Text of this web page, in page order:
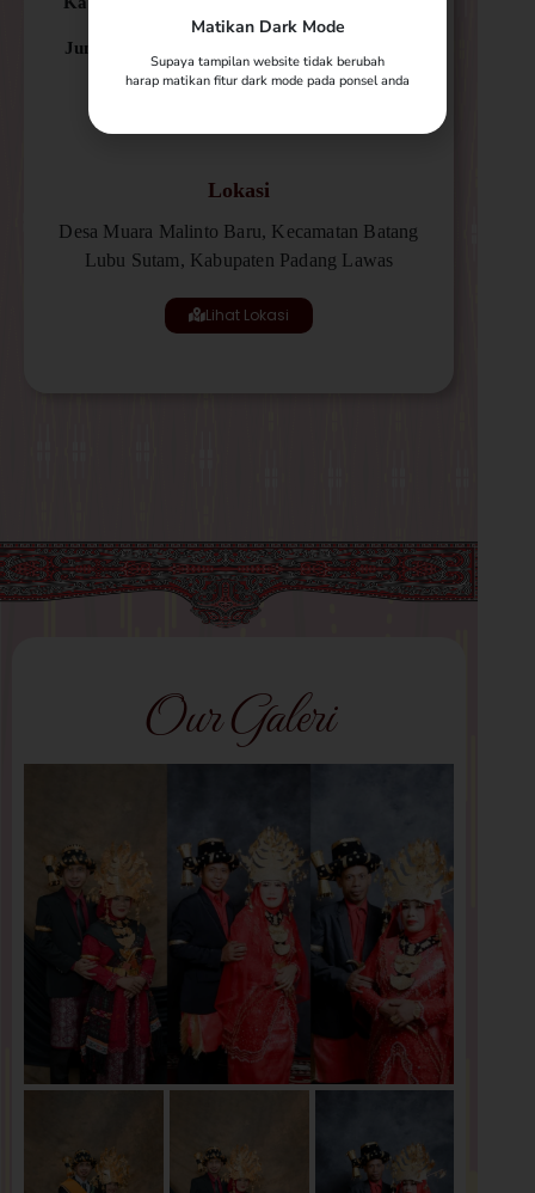
Jumat, 04 Juli 2025 : 20.00 WIB s/d Selesai
Sabtu – Minggu, 05-06 Juli 2025 :
Lokasi
Desa Muara Malinto Baru, Kecamatan Batang
Lubu Sutam, Kabupaten Padang Lawas
Lihat Lokasi
Our Galeri
Matikan Dark Mode
Supaya tampilan website tidak berubah
harap matikan fitur dark mode pada ponsel anda